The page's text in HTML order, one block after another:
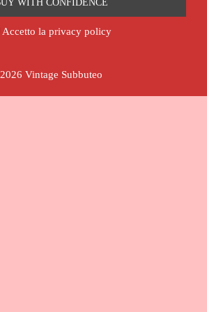
Accetto la privacy policy
2026 Vintage Subbuteo